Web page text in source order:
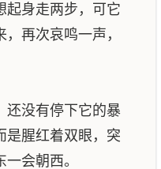
起身走两步，可它
再次哀鸣一声，
没有停下它的暴
是腥红着双眼，突
会朝西。